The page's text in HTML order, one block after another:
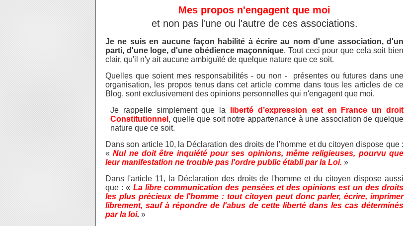
Mes propos n'engagent que moi
et non pas l'une ou l'autre de ces associations.
Je ne suis en aucune façon habilité à écrire au nom d'une association, d'un
parti, d'une loge, d'une obédience maçonnique.Tout ceci pour que cela soit bien
clair, qu'il n'y ait aucune ambiguïté de quelque nature que ce soit.
Quelles que soient mes responsabilités - ou non - présentes ou futures dans une
organisation, les propos tenus dans cet article comme dans tous les articles de ce
Blog, sont exclusivement des opinions personnelles qui n'engagent que moi.
Je rappelle simplement que la
liberté d’expression est en France un droit
Constitutionnel , quelle que soit notre appartenance à une association de quelque
nature que ce soit.
Dans son article 10, la Déclaration des droits de l'homme et du citoyen dispose que :
«Nul ne doit être inquiété pour ses opinions, même religieuses, pourvu que
leur manifestation ne trouble pas l'ordre public établi par la Loi. »
Dans l'article 11, la Déclaration des droits de l'homme et du citoyen dispose aussi
que : « La libre communication des pensées et des opinions est un des droits
les plus précieux de l'homme : tout citoyen peut donc parler, écrire, imprimer
librement, sauf à répondre de l'abus de cette liberté dans les cas déterminés
par la loi. »